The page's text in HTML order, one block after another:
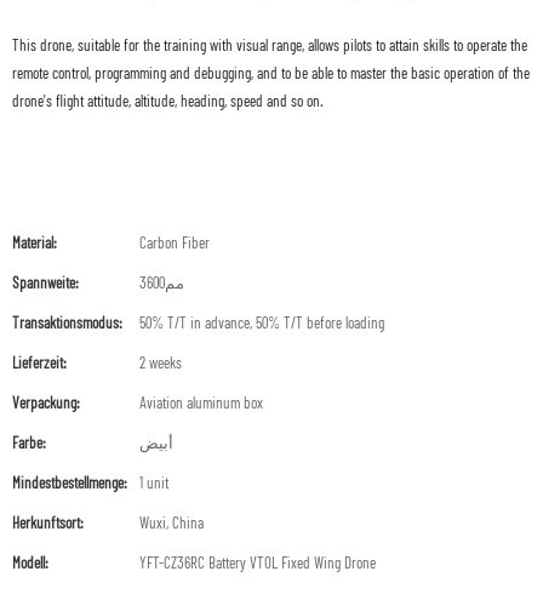
This drone, suitable for the training with visual range, allows pilots to attain skills to operate the
remote control, programming and debugging, and to be able to master the basic operation of the
drone's flight attitude, altitude, heading, speed and so on.
Material: Carbon Fiber
Spannweite: 3600مم
Transaktionsmodus: 50% T/T in advance, 50% T/T before loading
Lieferzeit: 2 weeks
Verpackung: Aviation aluminum box
Farbe: أبيض
Mindestbestellmenge: 1 unit
Herkunftsort: Wuxi, China
Modell: YFT-CZ36RC Battery VTOL Fixed Wing Drone